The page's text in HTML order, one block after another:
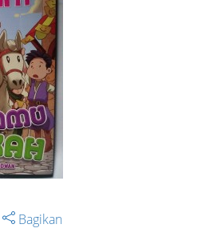
Bagikan